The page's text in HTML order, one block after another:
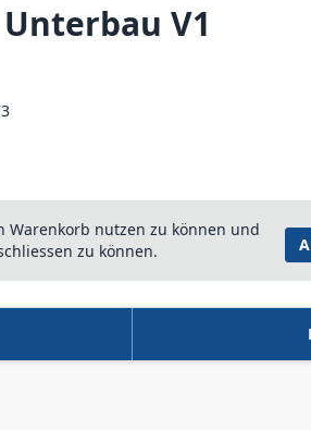
V1
Warenkorb nutzen zu können und
zu können.